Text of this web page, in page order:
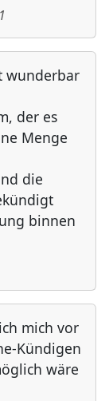
wunderbar
der es
Menge
die
binnen
mich vor
Kündigen
wäre